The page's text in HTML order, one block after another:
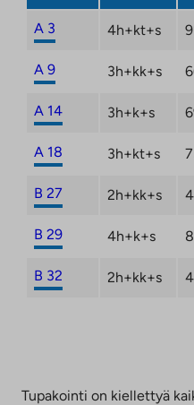
A 3 4h+kt+s
A 9 3h+kk+s
A 14 3h+k+s
A 18 3h+kt+s
B 27 2h+kk+s
B 29 4h+k+s
B 32 2h+kk+s
Tupakointi on kiellettyä